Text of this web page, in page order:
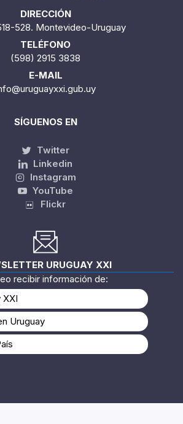
DIRECCIÓN
528. Montevideo-Uruguay
TELÉFONO
(598) 2915 3838
E-MAIL
SÍGUENOS EN
Twitter
Linkedin
Instagram
YouTube
Flickr
URUGUAY XXI
recibir información de:
XXI
Uruguay